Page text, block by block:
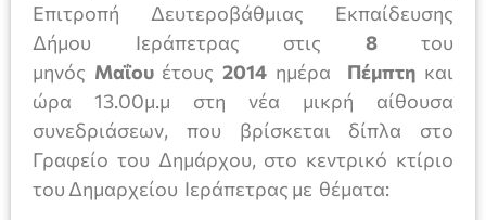
Επιτροπή Δευτεροβάθμιας Εκπαίδευσης
Δήμου Ιεράπετρας στις 8του
μηνός Μαΐουέτους2014 ημέρα Πέμπτη και
ώρα 13.00μ.μ στη νέα μικρή αίθουσα
συνεδριάσεων, που βρίσκεται δίπλα στο
Γραφείο του Δημάρχου, στο κεντρικό κτίριο
του Δημαρχείου Ιεράπετρας με θέματα: